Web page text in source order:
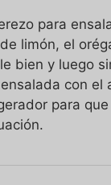
para
limón, el
bien y luego
con el
para